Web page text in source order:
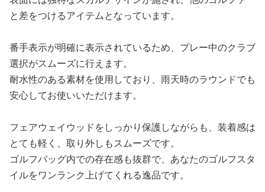
と差をつけるアイテムとなっています。
番手表示が明確に表示されているため、プレー中のクラブ
選択がスムーズに行えます。
耐水性のある素材を使用しており、雨天時のラウンドでも
安心してお使いいただけます。
フェアウェイウッドをしっかり保護しながらも、装着感は
とても軽く、取り外しもスムーズです。
ゴルフバッグ内での存在感も抜群で、あなたのゴルフスタ
イルをワンランク上げてくれる逸品です。